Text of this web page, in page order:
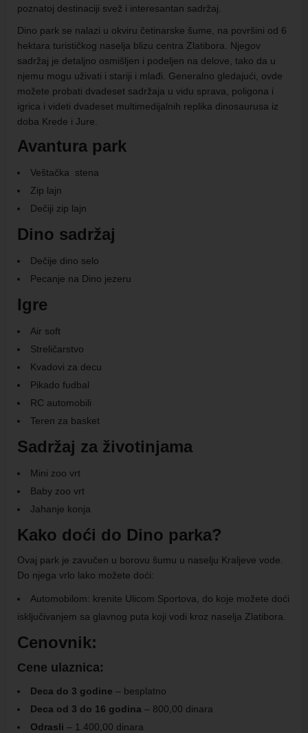
poznatoj destinaciji svež i interesantan sadržaj.
Dino park se nalazi u okviru četinarske šume, na površini od 6
hektara turističkog naselja blizu centra Zlatibora. Njegov
sadržaj je detaljno osmišljen i podeljen na delove, tako da u
njemu mogu uživati i stariji i mlađi. Generalno gledajući, ovde
možete probati dvadeset sadržaja u vidu sprava, poligona i
igrica i videti dvadeset multimedijalnih replika dinosaurusa iz
doba Krede i Jure.
Avantura park
Veštačka stena
Zip lajn
Dečiji zip lajn
Dino sadržaj
Dečije dino selo
Pecanje na Dino jezeru
Igre
Air soft
Streličarstvo
Kvadovi za decu
Pikado fudbal
RC automobili
Teren za basket
Sadržaj za životinjama
Mini zoo vrt
Baby zoo vrt
Jahanje konja
Kako doći do Dino parka?
Ovaj park je zavučen u borovu šumu u naselju Kraljeve vode.
Do njega vrlo lako možete doći:
Automobilom: krenite Ulicom Sportova, do koje možete doći
isključivanjem sa glavnog puta koji vodi kroz naselja Zlatibora.
Cenovnik:
Cene ulaznica:
Deca do 3 godine – besplatno
Deca od 3 do 16 godina – 800,00 dinara
Odrasli – 1.400,00 dinara